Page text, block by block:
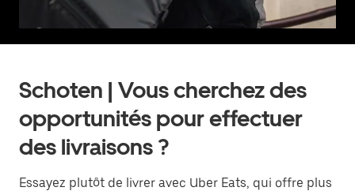
Schoten | Vous cherchez des
opportunités pour effectuer
des livraisons ?
Essayez plutôt de livrer avec Uber Eats, qui offre plus